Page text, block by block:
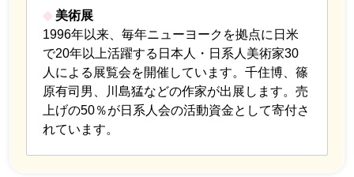
◆ 美術展
1996年以来、毎年ニューヨークを拠点に日米
で20年以上活躍する日本人・日系人美術家30
人による展覧会を開催しています。千住博、篠
原有司男、川島猛などの作家が出展します。売
上げの50％が日系人会の活動資金として寄付さ
れています。